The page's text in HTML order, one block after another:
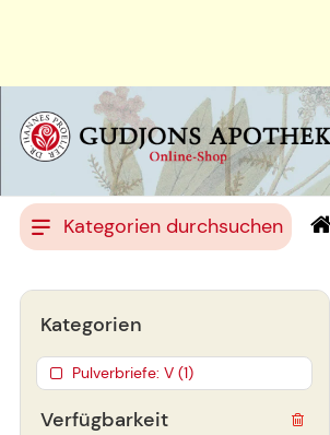
Kategorien durchsuchen
Verfügbarkeit
Kategorien
Pulverbriefe: V (1)